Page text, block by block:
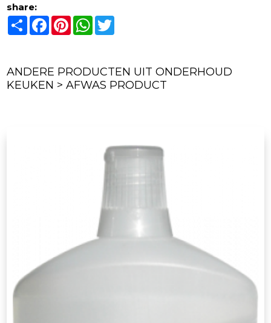
share:
ShareFacebook
PinterestWhatsApp
ANDERE PRODUCTEN UIT ONDERHOUD
KEUKEN > AFWAS PRODUCT